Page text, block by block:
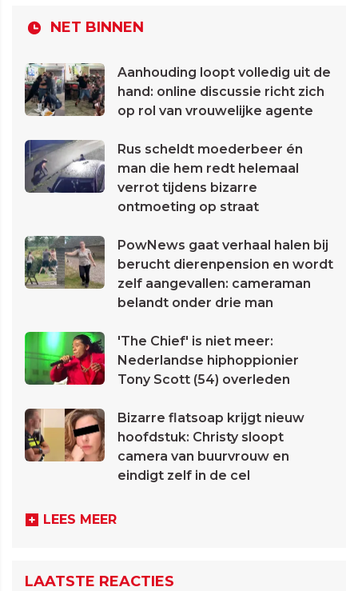
NET BINNEN
Aanhouding loopt volledig uit de
hand: online discussie richt zich
op rol van vrouwelijke agente
Rus scheldt moederbeer én
man die hem redt helemaal
verrot tijdens bizarre
ontmoeting op straat
PowNews gaat verhaal halen bij
berucht dierenpension en wordt
zelf aangevallen: cameraman
belandt onder drie man
'The Chief' is niet meer:
Nederlandse hiphoppionier
Tony Scott (54) overleden
Bizarre flatsoap krijgt nieuw
hoofdstuk: Christy sloopt
camera van buurvrouw en
eindigt zelf in de cel
LEES MEER
LAATSTE REACTIES